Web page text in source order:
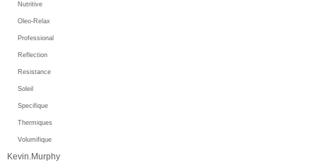
Nutritive
Oleo-Relax
Professional
Reflection
Resistance
Soleil
Specifique
Thermiques
Volumifique
Kevin.Murphy